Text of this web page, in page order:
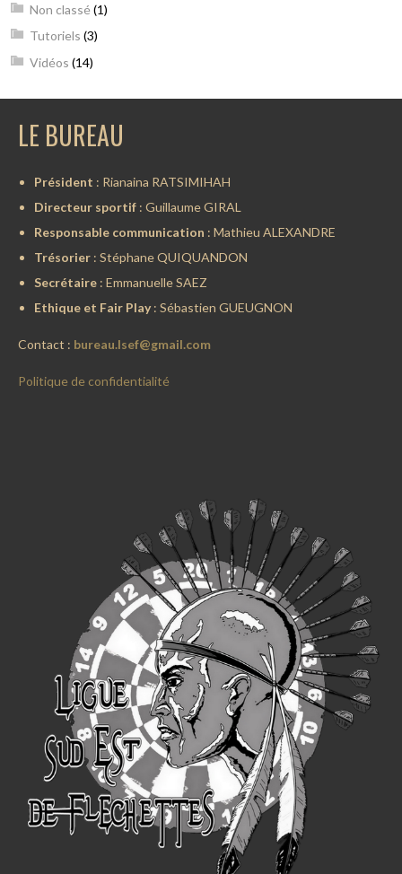
Non classé (1)
Tutoriels (3)
Vidéos (14)
LE BUREAU
Président : Rianaina RATSIMIHAH
Directeur sportif: Guillaume GIRAL
Responsable communication : Mathieu ALEXANDRE
Trésorier : Stéphane QUIQUANDON
Secrétaire: Emmanuelle SAEZ
Ethique et Fair Play: Sébastien GUEUGNON
Contact : bureau.lsef@gmail.com
Politique de confidentialité